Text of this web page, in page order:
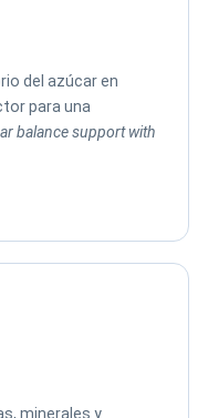
del azúcar en
para una
balance support with
minerales y